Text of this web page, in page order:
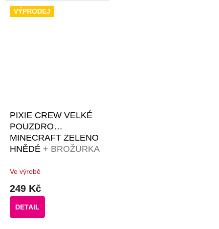
VÝPRODEJ
PIXIE CREW VELKÉ
POUZDRO
MINECRAFT ZELENO
HNĚDÉ + BROŽURKA
NÁPADŮ + 50
ČERNÝCH PIXELŮ
Ve výrobě
249 Kč
DETAIL